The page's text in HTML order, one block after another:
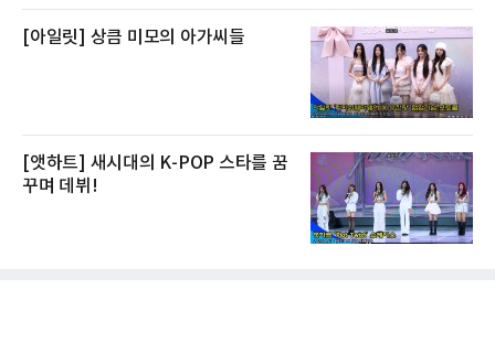
[아일릿] 상큼 미모의 아가씨들
[앳하트] 새시대의 K-POP 스타를 꿈
꾸며 데뷔!